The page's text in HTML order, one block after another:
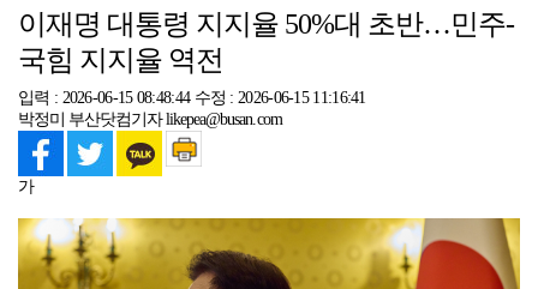
이재명 대통령 지지율 50%대 초반…민주-
국힘 지지율 역전
입력 : 2026-06-15 08:48:44 수정 : 2026-06-15 11:16:41
박정미 부산닷컴기자 likepea@busan.com
가